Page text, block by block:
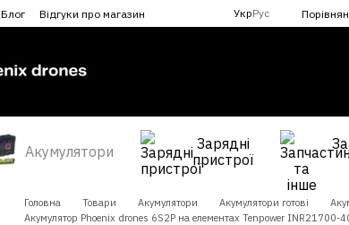
Блог
Відгуки про магазин
УкрРус
Акумулятори
Зарядні
пристрої
Головна Товари Акумулятори Акумулятори готові
Акумулятор Phoenix drones 6S2P на елементах Tenpower INR21700-